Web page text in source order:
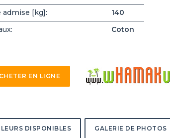
admise [kg]:
140
Coton
EN LIGNE
DISPONIBLES GALERIE DE PHOTOS